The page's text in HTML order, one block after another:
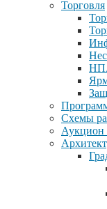
Торговля
Схемы
Аукцион